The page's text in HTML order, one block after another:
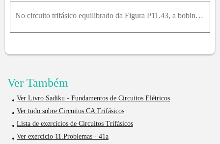
No circuito trifásico equilibrado da Figura P11.43, a bobina de corrente do wattímetroestá ligada à linha aA e a bobina de potencial do wattímetro está ligada às linhas b e c. Mostreque a leitura do w
Ver Também
Ver Livro Sadiku - Fundamentos de Circuitos Elétricos
Ver tudo sobre Circuitos CA Trifásicos
Lista de exercícios de Circuitos Trifásicos
Ver exercício 11.Problemas - 41a